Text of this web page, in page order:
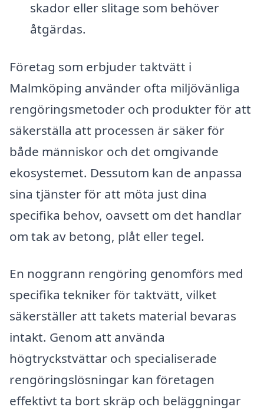
skador eller slitage som behöver
åtgärdas.
Företag som erbjuder taktvätt i
Malmköping använder ofta miljövänliga
rengöringsmetoder och produkter för att
säkerställa att processen är säker för
både människor och det omgivande
ekosystemet. Dessutom kan de anpassa
sina tjänster för att möta just dina
specifika behov, oavsett om det handlar
om tak av betong, plåt eller tegel.
En noggrann rengöring genomförs med
specifika tekniker för taktvätt, vilket
säkerställer att takets material bevaras
intakt. Genom att använda
högtryckstvättar och specialiserade
rengöringslösningar kan företagen
effektivt ta bort skräp och beläggningar